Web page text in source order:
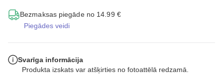
Bezmaksas piegāde no 14.99 €
Piegādes veidi
Svarīga informācija
Produkta izskats var atšķirties no fotoattēlā redzamā.